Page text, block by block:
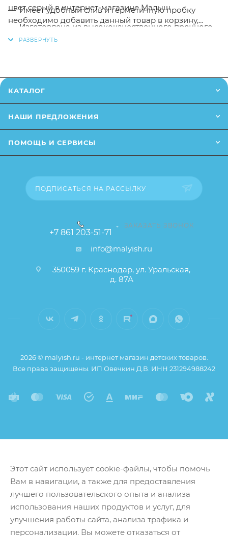
Имеет удобный слив и герметичную пробку
Изготовлена из высококачественного прочного
пластика
цвет серый в интернет-магазине Малыш
необходимо добавить данный товар в корзину,
сайте (например, оттенки цветов, незначительные
влияющие на основные потребительские свойства
свойства и иные существенные элементы товара и
КАТАЛОГ
НАШИ ПРЕДЛОЖЕНИЯ
ПОМОЩЬ И СЕРВИСЫ
ПОДПИСАТЬСЯ НА РАССЫЛКУ
+7 861 203-51-71
ЗАКАЗАТЬ ЗВОНОК
info@malyish.ru
350059 г. Краснодар, ул. Уральская,
д. 87А
2026 © malyish.ru - интернет магазин детских товаров.
Все права защищены. ИП Овечкин Д.В. ИНН 231294988242
Этот сайт использует cookie-файлы, чтобы помочь
Вам в навигации, а также для предоставления
лучшего пользовательского опыта и анализа
использования наших продуктов и услуг, для
улучшения работы сайта, анализа трафика и
персонализации. Вы можете отказаться от